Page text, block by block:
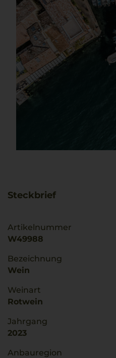
Steckbrief
Artikelnummer
W49988
Bezeichnung
Wein
Weinart
Rotwein
Jahrgang
2023
Anbauregion